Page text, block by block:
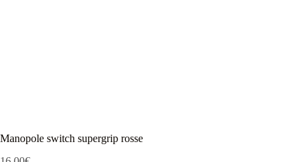
Manopole switch supergrip rosse